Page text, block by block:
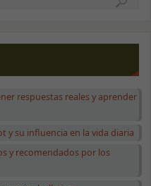
respuestas reales y aprender
y su influencia en la vida diaria
y recomendados por los
nuestra web
mejor posible